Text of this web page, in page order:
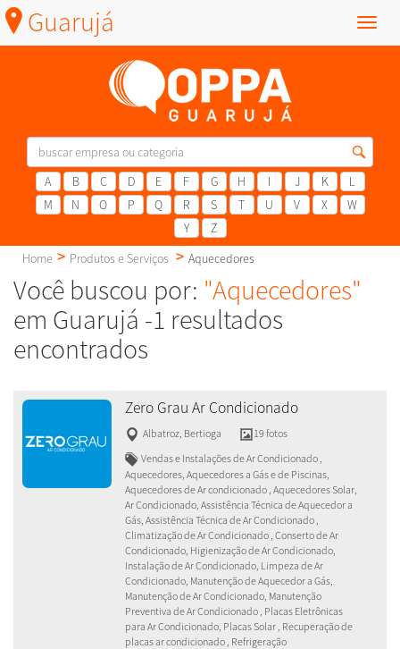
Menu
Guarujá
A B C D E F G H I J K
L
M
N O P Q R S T U V X
W
Y
Z
Home
Produtos e Serviços Aquecedores
Você buscou por: "Aquecedores"
em Guarujá -1 resultados
encontrados
Zero Grau Ar Condicionado
Albatroz, Bertioga
19 fotos
Vendas e Instalações de Ar Condicionado ,
Aquecedores, Aquecedores a Gás e de Piscinas,
Aquecedores de Ar condicionado , Aquecedores Solar,
Ar Condicionado, Assistência Técnica de Aquecedor a
Gás, Assistência Técnica de Ar Condicionado ,
Climatização de Ar Condicionado , Conserto de Ar
Condicionado, Higienização de Ar Condicionado,
Instalação de Ar Condicionado, Limpeza de Ar
Condicionado, Manutenção de Aquecedor a Gás,
Manutenção de Ar Condicionado, Manutenção
Preventiva de Ar Condicionado , Placas Eletrônicas
para Ar Condicionado, Placas Solar , Recuperação de
placas ar condicionado , Refrigeração